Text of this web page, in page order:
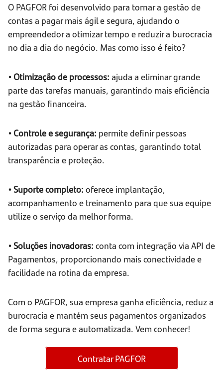
O PAGFOR foi desenvolvido para tornar a gestão de
contas a pagar mais ágil e segura, ajudando o
empreendedor a otimizar tempo e reduzir a burocracia
no dia a dia do negócio. Mas como isso é feito?
• Otimização de processos: ajuda a eliminar grande
parte das tarefas manuais, garantindo mais eficiência
na gestão financeira.
• Controle e segurança: permite definir pessoas
autorizadas para operar as contas, garantindo total
transparência e proteção.
• Suporte completo: oferece implantação,
acompanhamento e treinamento para que sua equipe
utilize o serviço da melhor forma.
• Soluções inovadoras: conta com integração via API de
Pagamentos, proporcionando mais conectividade e
facilidade na rotina da empresa.
Com o PAGFOR, sua empresa ganha eficiência, reduz a
burocracia e mantém seus pagamentos organizados
de forma segura e automatizada. Vem conhecer!
Contratar PAGFOR